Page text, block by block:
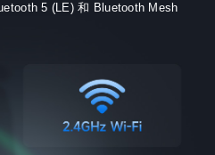
5 (LE) 和 Bluetooth Mesh